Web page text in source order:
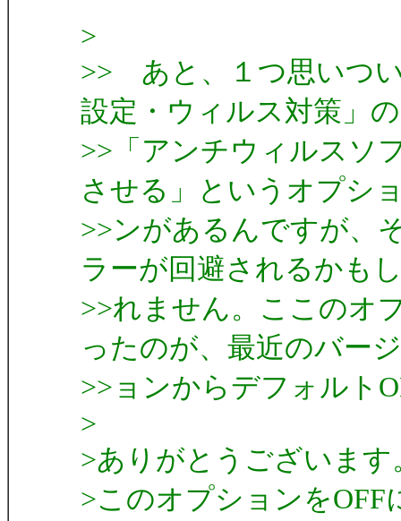
>
>> あと、１つ思いつ
設定・ウィルス対策」の
>>「アンチウィルスソ
させる」というオプシ
>>ンがあるんですが、
ラーが回避されるかも
>>れません。ここのオ
ったのが、最近のバージ
>>ョンからデフォルト
>
>ありがとうございます
>このオプションを